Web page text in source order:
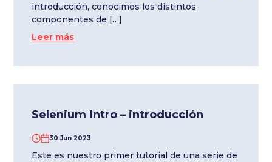
introducción, conocimos los distintos
componentes de […]
Leer más
Selenium intro – introducción
30 Jun 2023
Este es nuestro primer tutorial de una serie de